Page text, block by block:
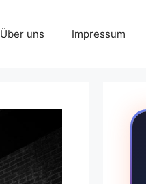
Über uns Impressum